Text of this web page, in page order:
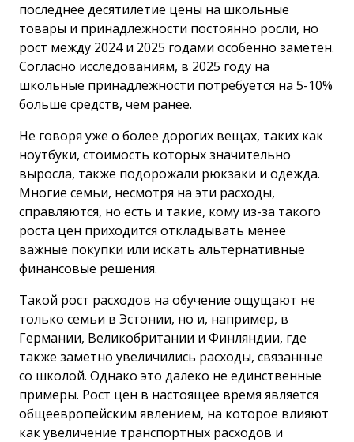
последнее десятилетие цены на школьные
товары и принадлежности постоянно росли, но
рост между 2024 и 2025 годами особенно заметен.
Согласно исследованиям, в 2025 году на
школьные принадлежности потребуется на 5-10%
больше средств, чем ранее.
Не говоря уже о более дорогих вещах, таких как
ноутбуки, стоимость которых значительно
выросла, также подорожали рюкзаки и одежда.
Многие семьи, несмотря на эти расходы,
справляются, но есть и такие, кому из-за такого
роста цен приходится откладывать менее
важные покупки или искать альтернативные
финансовые решения.
Такой рост расходов на обучение ощущают не
только семьи в Эстонии, но и, например, в
Германии, Великобритании и Финляндии, где
также заметно увеличились расходы, связанные
со школой. Однако это далеко не единственные
примеры. Рост цен в настоящее время является
общеевропейским явлением, на которое влияют
как увеличение транспортных расходов и